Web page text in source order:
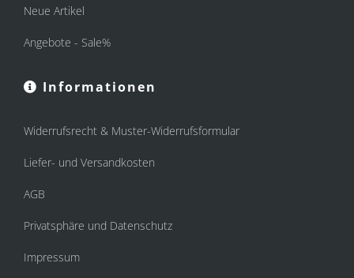
Neue Artikel
Angebote - Sale%
Informationen
Widerrufsrecht & Muster-Widerrufsformular
Liefer- und Versandkosten
AGB
Privatsphäre und Datenschutz
Impressum